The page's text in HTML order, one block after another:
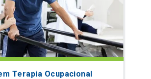
Terapia Ocupacional